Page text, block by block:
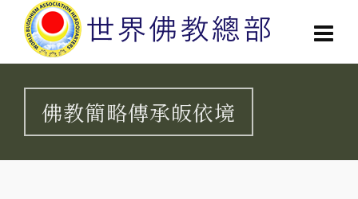
佛教簡略傳承皈依境